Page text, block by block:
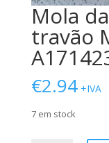
Mola
travão
€2.94 +IVA
7 em stock